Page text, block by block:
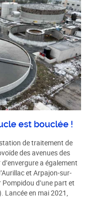
est bouclée !
de traitement de
des avenues des
a également
et Arpajon-sur-
d’une part et
Lancée en mai 2021,